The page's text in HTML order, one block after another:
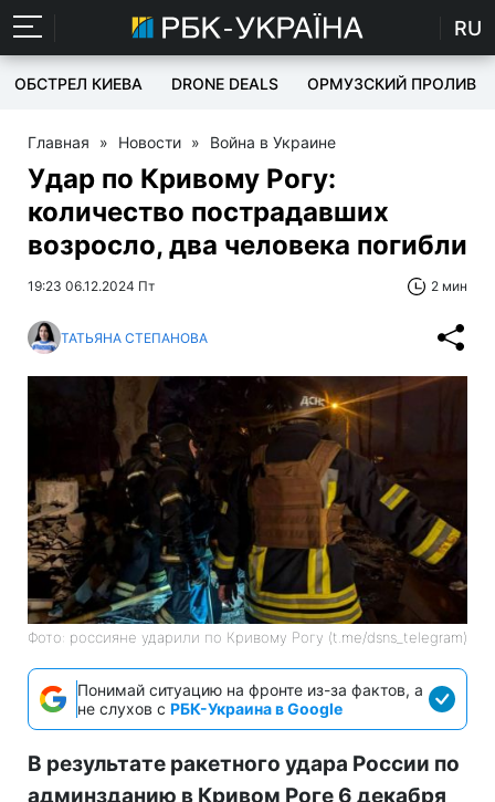
RU
ОБСТРЕЛ КИЕВА DRONE DEALS ОРМУЗСКИЙ ПРОЛИВ
Главная » Новости » Война в Украине
Удар по Кривому Рогу:
количество пострадавших
возросло, два человека погибли
19:23 06.12.2024 Пт 2 мин
ТАТЬЯНА СТЕПАНОВА
Фото: россияне ударили по Кривому Рогу (t.me/dsns_telegram)
Понимай ситуацию на фронте из-за фактов, а
не слухов с РБК-Украина в Google
В результате ракетного удара России по
админзданию в Кривом Роге 6 декабря